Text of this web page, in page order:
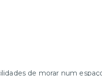
de morar num